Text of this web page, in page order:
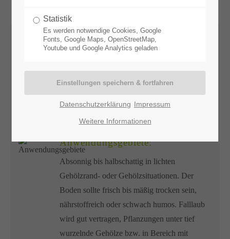
Standort:
Licht:
Anwendungsgebiete:
Absonnig bis halbschattig in lichten
Gehölzrand- oder Gehölzsituationen. Der
Boden sollte frisch bis mäßig trocken sein,
nährstoffreich oder schwach humos. Falllaub
wird gut vertragen, Pflanzungen unter tief
wurzelnde Gehölze bzw. in Bereich mit
Statistik
Es werden notwendige Cookies, Google
Fonts, Google Maps, OpenStreetMap,
Youtube und Google Analytics geladen
Datenschutzerklärung Impressum
Weitere Informationen